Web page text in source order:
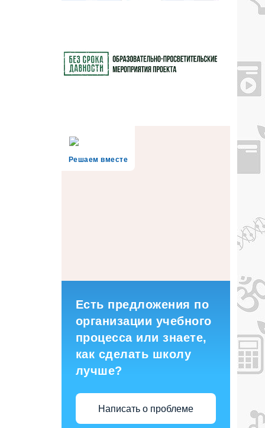
Решаем вместе
Есть предложения по
организации учебного
процесса или знаете,
как сделать школу
лучше?
Написать о проблеме